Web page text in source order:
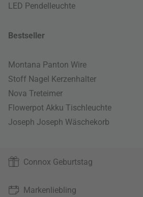
LED Pendelleuchte
Bestseller
Montana Panton Wire
Stoff Nagel Kerzenhalter
Nova Treteimer
Flowerpot Akku Tischleuchte
Joseph Joseph Wäschekorb
Connox Geburtstag
Markenliebling